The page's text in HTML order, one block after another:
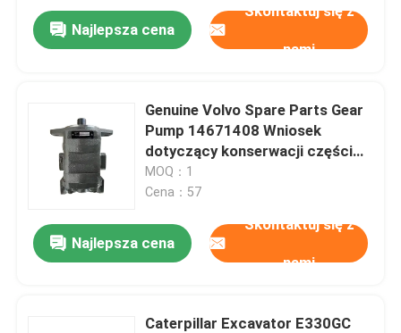
Najlepsza cena
Skontaktuj się z
nami
Genuine Volvo Spare Parts Gear
Pump 14671408 Wniosek
dotyczący konserwacji części
EC750DL
MOQ：1
Cena：57
Najlepsza cena
Skontaktuj się z
nami
Caterpillar Excavator E330GC